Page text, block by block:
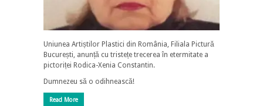
Uniunea Artiștilor Plastici din România, Filiala Pictură
București, anunță cu tristețe trecerea în etermitate a
pictoriței Rodica-Xenia Constantin.
Dumnezeu să o odihnească!
Read More